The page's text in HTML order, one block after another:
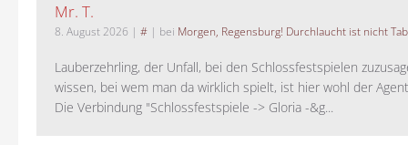
Mr. T.
8. August 2026 | # | bei Morgen, Regensburg! Durchlaucht ist nicht
Lauberzehrling, der Unfall, bei den Schlossfestspielen
wissen, bei wem man da wirklich spielt, ist hier wohl der
Die Verbindung "Schlossfestspiele -> Gloria -&g...